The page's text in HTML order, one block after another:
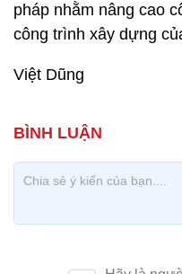
pháp nhằm nâng cao
công trình xây dựng
Việt Dũng